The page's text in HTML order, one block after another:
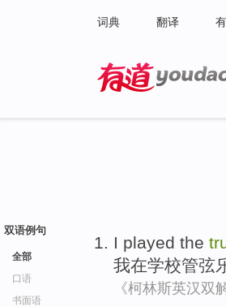
词典 翻译
双语例句
全部
口语
书面语
I played the
我在学校管弦
《柯林斯英汉双